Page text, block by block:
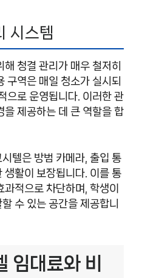
시스템
청결 관리가 매우 철저히
구역은 매일 청소가 실시되
으로 운영됩니다. 이러한 관
을 제공하는 데 큰 역할을 합
텔은 방범 카메라, 출입 통
생활이 보장됩니다. 이를 통
적으로 차단하며, 학생이
수 있는 공간을 제공합니
임대료와 비